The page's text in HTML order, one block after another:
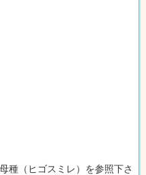
種（ヒゴスミレ）を参照下さ